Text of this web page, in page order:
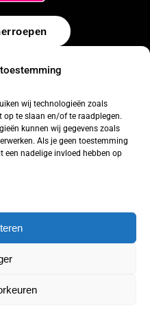
wij technologieën zoals
te slaan en/of te raadplegen.
kunnen wij gegevens zoals
Als je geen toestemming
nadelige invloed hebben op
voorwaarden